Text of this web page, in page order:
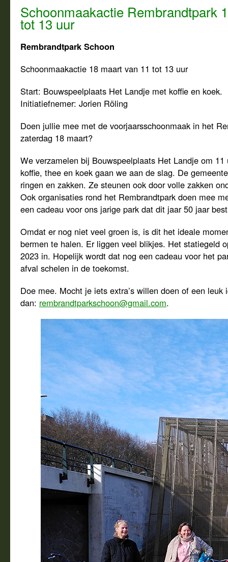
Schoonmaakactie Rembrandtpark
tot 13 uur
Rembrandtpark Schoon
Schoonmaakactie 18 maart van 11 tot 13 uur
Start: Bouwspeelplaats Het Landje met koffie en koek.
Initiatiefnemer: Jorien Röling
Doen jullie mee met de voorjaarsschoonmaak in het
zaterdag 18 maart?
We verzamelen bij Bouwspeelplaats Het Landje om
koffie, thee en koek gaan we aan de slag. De
ringen en zakken. Ze steunen ook door volle zakken
Ook organisaties rond het Rembrandtpark doen mee
een cadeau voor ons jarige park dat dit jaar 50 jaar
Omdat er nog niet veel groen is, is dit het ideale
bermen te halen. Er liggen veel blikjes. Het statiegeld
2023 in. Hopelijk wordt dat nog een cadeau voor het
afval schelen in de toekomst.
Doe mee. Mocht je iets extra’s willen doen of een leuk
dan: rembrandtparkschoon@gmail.com.